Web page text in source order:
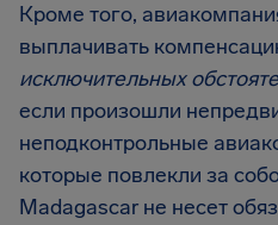
Кроме того,
выплачивать
исключительных
если произошли
неподконтрольные
которые повлекли за
Madagascar не несет